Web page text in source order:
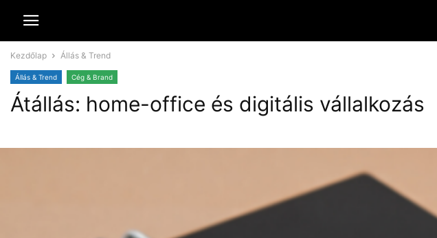
Kezdőlap Állás & Trend
Állás & Trend Cég & Brand
Átállás: home-office és digitális vállalkozás